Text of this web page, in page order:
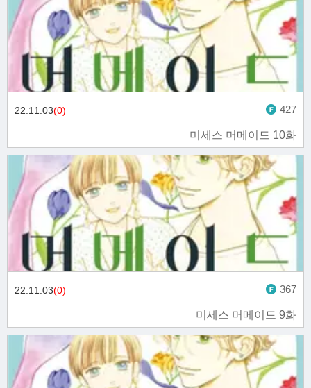
미세스 머메이드 10화
22.11.03(0) 427
미세스 머메이드 9화
22.11.03(0) 367